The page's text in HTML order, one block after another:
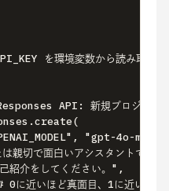
を環境変数から読み取れま
API: 新規プロジェク
"gpt-4o-
切で面白いアシスタントです。
介をしてください。",
近いほど真面目、1に近いほど